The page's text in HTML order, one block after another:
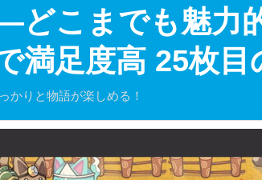
どこまでも魅力
満足度高 25枚目
かりと物語が楽しめる！